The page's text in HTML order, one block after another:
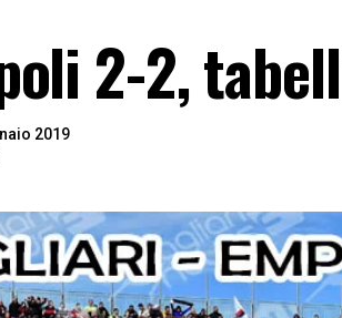
2-2,
2019